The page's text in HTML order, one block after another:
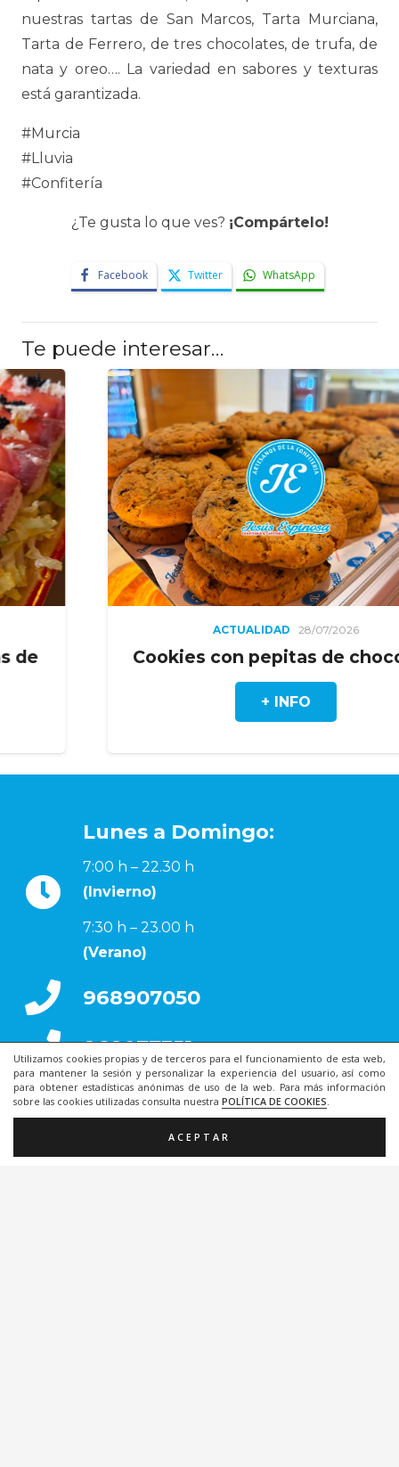
Utilizamos cookies propias y de terceros para el funcionamiento de esta web,
para mantener la sesión y personalizar la experiencia del usuario, así como
para obtener estadísticas anónimas de uso de la web. Para más información
sobre las cookies utilizadas consulta nuestra POLÍTICA DE COOKIES.
ACEPTAR
nuestras tartas de San Marcos, Tarta Murciana,
Tarta de Ferrero, de tres chocolates, de trufa, de
nata y oreo…. La variedad en sabores y texturas
está garantizada.
#Murcia
#Lluvia
#Confitería
¿Te gusta lo que ves? ¡Compártelo!
Facebook Twitter WhatsApp
Te puede interesar…
28/07/2026
Cookies con pepitas de chocolate
Lunes a Domingo:
7:00 h – 22.30 h
(Invierno)
7:30 h – 23.00 h
(Verano)
968907050
868077351